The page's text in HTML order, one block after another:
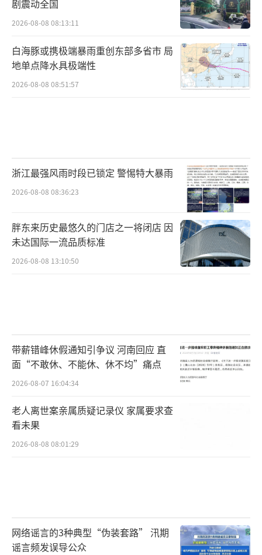
剧震动全国
2026-08-08 08:13:11
白海豚或携极端暴雨重创东部多省市 局
地单点降水具极端性
2026-08-08 08:51:57
浙江最强风雨时段已锁定 警惕特大暴雨
2026-08-08 08:36:23
胖东来历史最悠久的门店之一将闭店 因
未达国际一流品质标准
2026-08-08 13:10:50
带薪错峰休假通知引争议 河南回应 直
面“不敢休、不能休、休不均”痛点
2026-08-07 16:04:34
老人离世案亲属质疑记录仪 家属要求查
看未果
2026-08-08 08:01:29
网络谣言的3种典型“伪装套路” 汛期
谣言频发误导公众